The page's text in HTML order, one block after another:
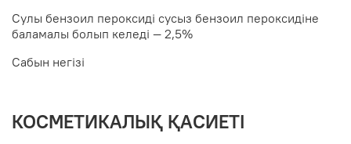
Сулы бензоил пероксиді сусыз бензоил пероксидіне
баламалы болып келеді — 2,5%
Сабын негізі
КОСМЕТИКАЛЫҚ ҚАСИЕТІ